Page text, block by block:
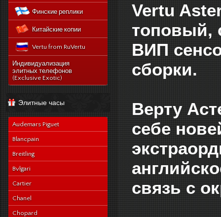
Vertu Ti
Vertu Constellation V
noviy-vertu-signature-
new-touch
catalog
543-vertu-signature-
touch-grape-lizard-
en
navy-alligator-en
category
175-novyj-vertu-
signature-new-touch
Финские реплики
Китайские копии
Vertu from RuVertu
Индивидуализация
элитных телефонов
(Exclusive Exotic)
Элитные часы
Audemars Piguet
Blancpain
Breitling
Bvlgari
Cartier
Chanel
Chopard
Vertu
топовый,
ВИП
сборки.
Верту
себе
связь с